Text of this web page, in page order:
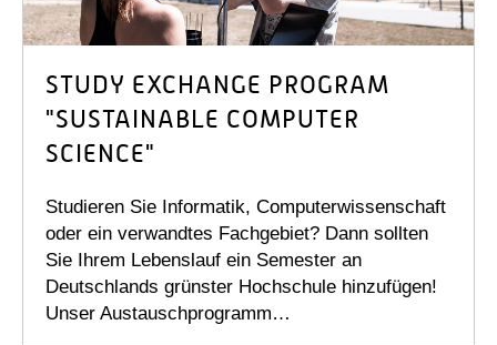
STUDY EXCHANGE PROGRAM
"SUSTAINABLE COMPUTER
SCIENCE"
Studieren Sie Informatik, Computerwissenschaft
oder ein verwandtes Fachgebiet? Dann sollten
Sie Ihrem Lebenslauf ein Semester an
Deutschlands grünster Hochschule hinzufügen!
Unser Austauschprogramm…